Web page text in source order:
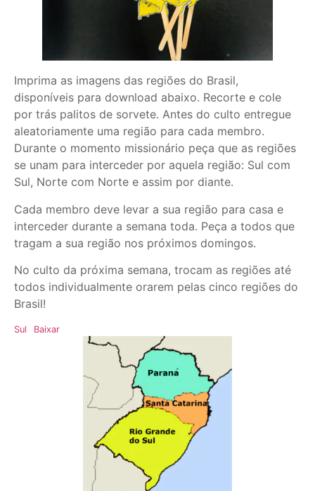
Imprima as imagens das regiões do Brasil,
disponíveis para download abaixo. Recorte e cole
por trás palitos de sorvete. Antes do culto entregue
aleatoriamente uma região para cada membro.
Durante o momento missionário peça que as regiões
se unam para interceder por aquela região: Sul com
Sul, Norte com Norte e assim por diante.
Cada membro deve levar a sua região para casa e
interceder durante a semana toda. Peça a todos que
tragam a sua região nos próximos domingos.
No culto da próxima semana, trocam as regiões até
todos individualmente orarem pelas cinco regiões do
Brasil!
Sul Baixar